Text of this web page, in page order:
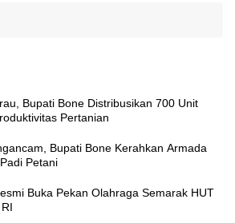
Bupati Bone Distribusikan 700 Unit
Pertanian
Bupati Bone Kerahkan Armada
Petani
Buka Pekan Olahraga Semarak HUT